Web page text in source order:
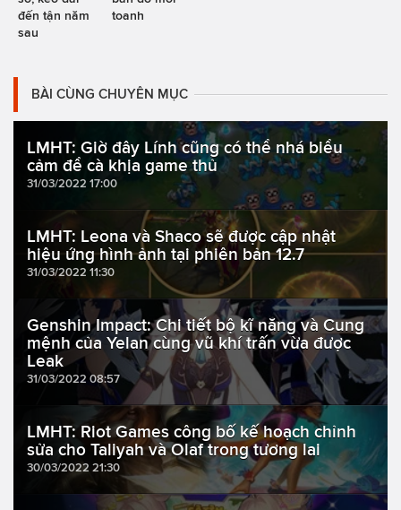
đến tận năm
sau
toanh
BÀI CÙNG CHUYÊN MỤC
LMHT: Giờ đây Lính cũng có thể nhá biểu
cảm để cà khịa game thủ
31/03/2022 17:00
LMHT: Leona và Shaco sẽ được cập nhật
hiệu ứng hình ảnh tại phiên bản 12.7
31/03/2022 11:30
Genshin Impact: Chi tiết bộ kĩ năng và Cung
mệnh của Yelan cùng vũ khí trấn vừa được
Leak
31/03/2022 08:57
LMHT: Riot Games công bố kế hoạch chỉnh
sửa cho Taliyah và Olaf trong tương lai
30/03/2022 21:30